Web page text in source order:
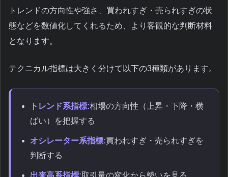
トレンドの方向性や強さ、買われすぎ・売られすぎの状
態などを数値化してくれるため、より客観的な判断材料
となります。
テクニカル指標は大きく分けて以下の3種類があります。
トレンド系指標:相場の方向性（上昇・下降・横
ばい）を把握する
オシレーター系指標:買われすぎ・売られすぎを
判断する
出来高系指標:取引量の変化から勢いを見る